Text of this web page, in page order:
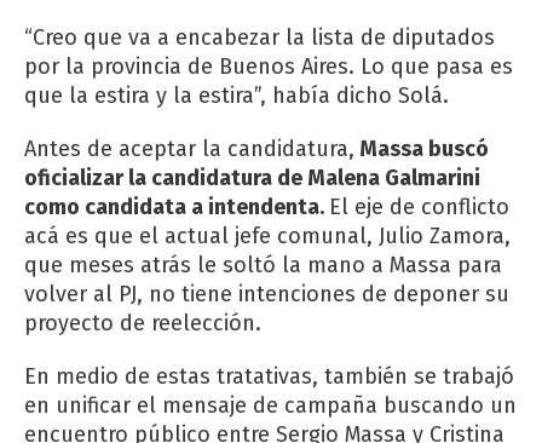
“Creo que va a encabezar la lista de diputados
por la provincia de Buenos Aires. Lo que pasa es
que la estira y la estira”, había dicho Solá.
Antes de aceptar la candidatura, Massa buscó
oficializar la candidatura de Malena Galmarini
como candidata a intendenta. El eje de conflicto
acá es que el actual jefe comunal, Julio Zamora,
que meses atrás le soltó la mano a Massa para
volver al PJ, no tiene intenciones de deponer su
proyecto de reelección.
En medio de estas tratativas, también se trabajó
en unificar el mensaje de campaña buscando un
encuentro público entre Sergio Massa y Cristina